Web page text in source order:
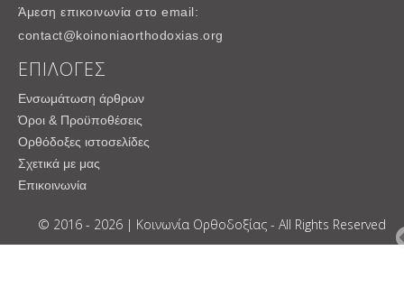
Άμεση επικοινωνία στο email:
contact@koinoniaorthodoxias.org
ΕΠΙΛΟΓΕΣ
Ενσωμάτωση άρθρων
Όροι & Προϋποθέσεις
Ορθόδοξες ιστοσελίδες
Σχετικά με μας
Επικοινωνία
© 2016 - 2026 | Κοινωνία Ορθοδοξίας - All Rights Reserved